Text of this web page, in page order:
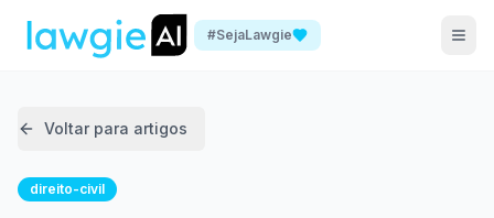
#SejaLawgie
Voltar para artigos
direito-civil